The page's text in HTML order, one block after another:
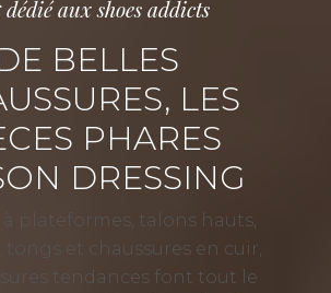
dédié aux shoes addicts
BELLES
LES
PHARES
DRESSING
à plateformes, talons hauts,
tongs et chaussures en cuir,
tendances font tout le